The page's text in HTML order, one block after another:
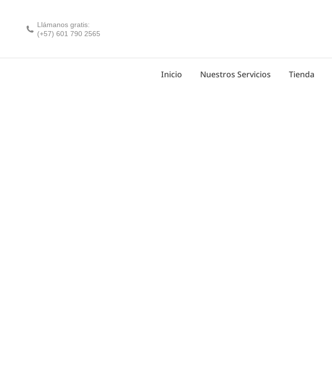
Llámanos gratis:
(+57) 601 790 2565
Inicio Nuestros Servicios Tienda